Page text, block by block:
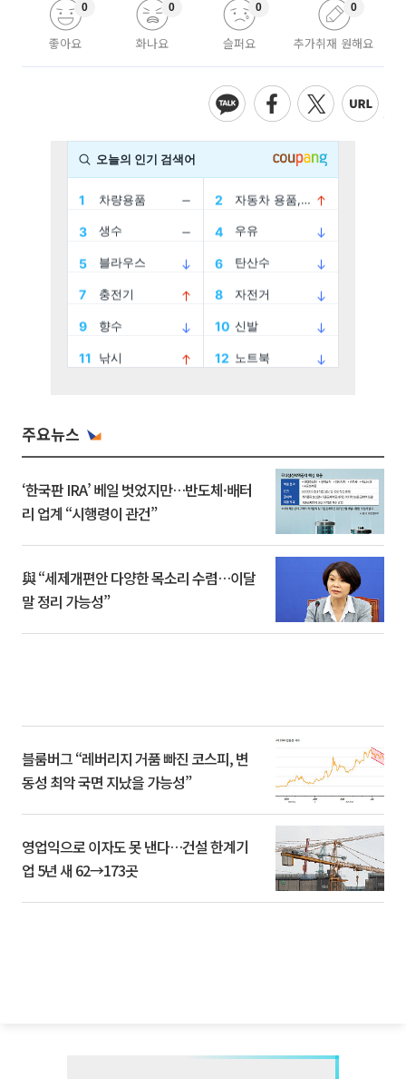
좋아요
0
화나요
0
슬퍼요
0
추가취재 원해요
0
주요뉴스
‘한국판 IRA’ 베일 벗었지만…반도체·배터
리 업계 “시행령이 관건”
與 “세제개편안 다양한 목소리 수렴…이달
말 정리 가능성”
블룸버그 “레버리지 거품 빠진 코스피, 변
동성 최악 국면 지났을 가능성”
영업익으로 이자도 못 낸다…건설 한계기
업 5년 새 62→173곳